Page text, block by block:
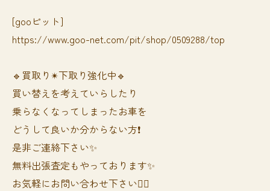
[gooピット]
https://www.goo-net.com/pit/shop/0509288/top
🔹買取り✴︎下取り強化中🔹
買い替えを考えていらしたり
乗らなくなってしまったお車を
どうして良いか分からない方❗️
是非ご連絡下さい✨
無料出張査定もやっております✨
お気軽にお問い合わせ下さい🙆‍♀️